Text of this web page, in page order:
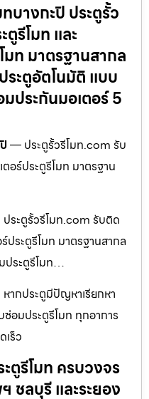
บางกะปิ ประตูรั้ว
รีโมท และ
มท มาตรฐานสากล
ะตูอัตโนมัติ แบบ
ประกันมอเตอร์ 5
— ประตูรั้วรีโมท.com รับ
อร์ประตูรีโมท มาตรฐาน
ประตูรั้วรีโมท.com รับติด
ประตูรีโมท มาตรฐานสากล
ประตูรีโมท…
หากประตูมีปัญหาเรียกหา
ซ่อมประตูรีโมท ทุกอาการ
เร็ว
ตูรีโมท ครบวงจร
ชลบุรี และระยอง